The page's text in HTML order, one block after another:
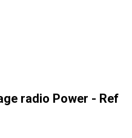
radio Power - Ref